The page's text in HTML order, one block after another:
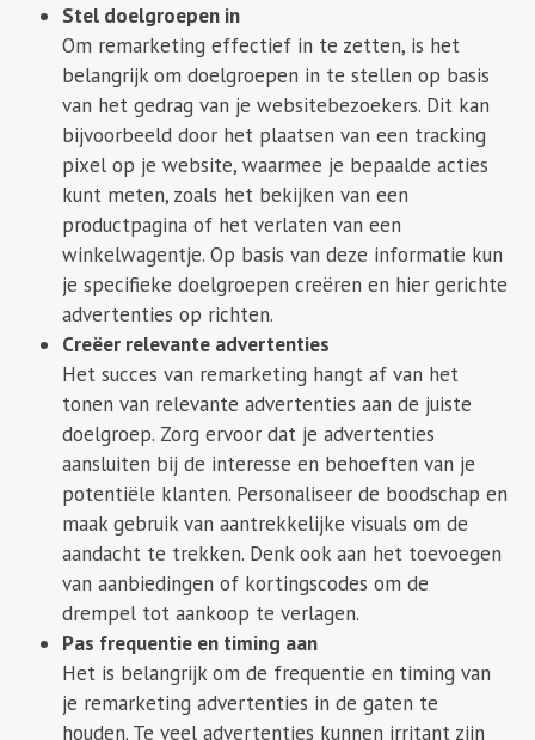
Stel doelgroepen in
Om remarketing effectief in te zetten, is het
belangrijk om doelgroepen in te stellen op basis
van het gedrag van je websitebezoekers. Dit kan
bijvoorbeeld door het plaatsen van een tracking
pixel op je website, waarmee je bepaalde acties
kunt meten, zoals het bekijken van een
productpagina of het verlaten van een
winkelwagentje. Op basis van deze informatie kun
je specifieke doelgroepen creëren en hier gerichte
advertenties op richten.
Creëer relevante advertenties
Het succes van remarketing hangt af van het
tonen van relevante advertenties aan de juiste
doelgroep. Zorg ervoor dat je advertenties
aansluiten bij de interesse en behoeften van je
potentiële klanten. Personaliseer de boodschap en
maak gebruik van aantrekkelijke visuals om de
aandacht te trekken. Denk ook aan het toevoegen
van aanbiedingen of kortingscodes om de
drempel tot aankoop te verlagen.
Pas frequentie en timing aan
Het is belangrijk om de frequentie en timing van
je remarketing advertenties in de gaten te
houden. Te veel advertenties kunnen irritant zijn